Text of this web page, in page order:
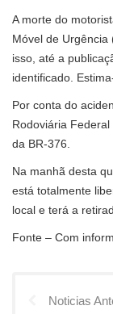
A morte do
Móvel de
isso, até a
identificado.
Por conta do
Rodoviária
da BR-376.
Na manhã desta
está totalmente
local e terá a
Fonte – Com
Noticias